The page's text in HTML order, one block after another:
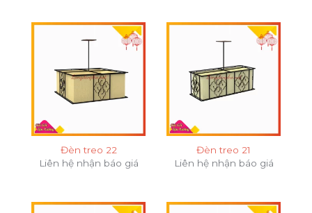
Đèn treo 22
Liên hệ nhận báo giá
Đèn treo 21
Liên hệ nhận báo giá